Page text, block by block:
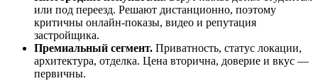
или под переезд. Решают дистанционно, поэтому
критичны онлайн-показы, видео и репутация
застройщика.
Премиальный сегмент. Приватность, статус локации,
архитектура, отделка. Цена вторична, доверие и вкус —
первичны.